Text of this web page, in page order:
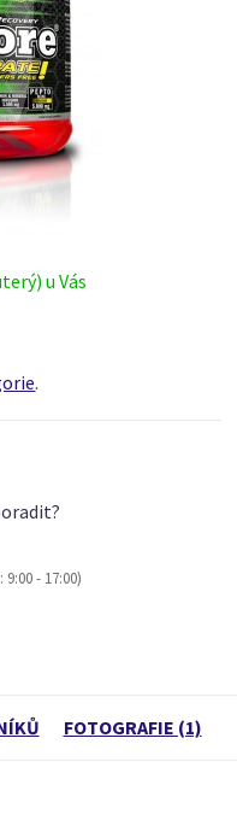
u Vás
.
- 17:00)
FOTOGRAFIE (1)